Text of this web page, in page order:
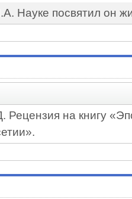
Науке посвятил он
Рецензия на книгу